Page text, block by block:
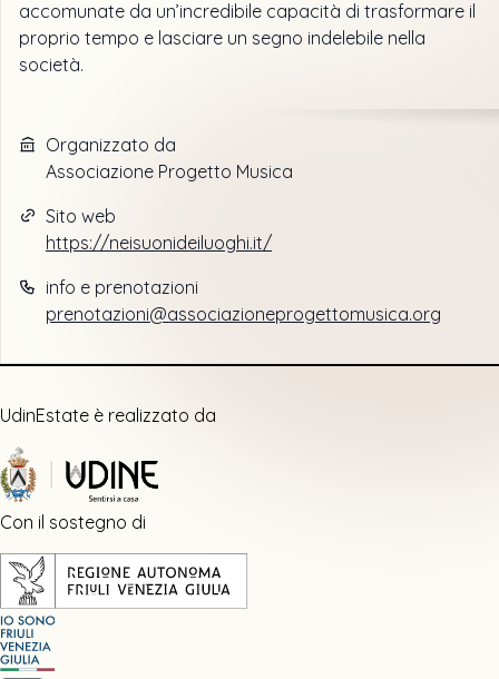
accomunate da un’incredibile capacità di trasformare il
proprio tempo e lasciare un segno indelebile nella
società.
Organizzato da
Associazione Progetto Musica
Sito web
https://neisuonideiluoghi.it/
info e prenotazioni
prenotazioni@associazioneprogettomusica.org
UdinEstate è realizzato da
Con il sostegno di